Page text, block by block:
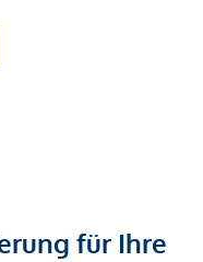
für Ihre